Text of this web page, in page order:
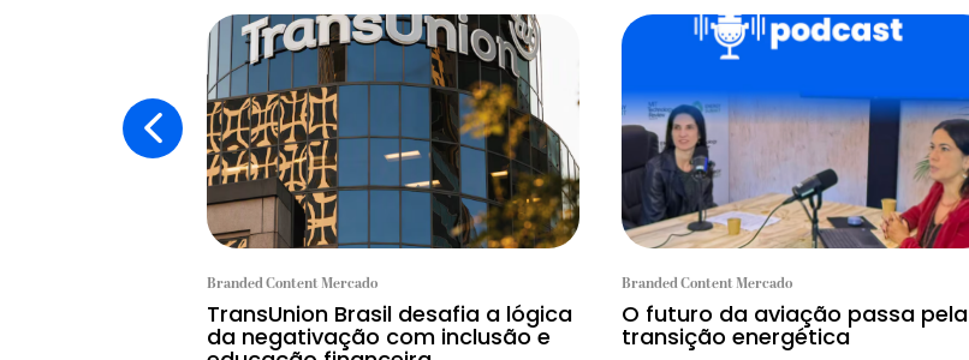
Branded Content Mercado
TransUnion Brasil desafia a lógica
da negativação com inclusão e
Branded Content Mercado
O futuro da aviação passa pela
transição energética